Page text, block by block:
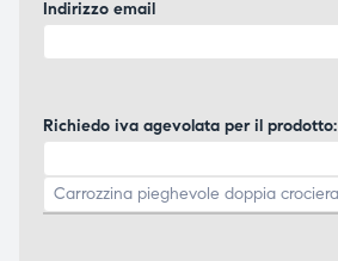
Indirizzo email
Richiedo iva agevolata per il prodotto: